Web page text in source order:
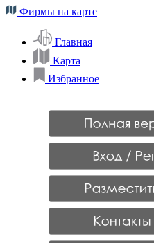
Фирмы на карте
Главная
Карта
Избранное